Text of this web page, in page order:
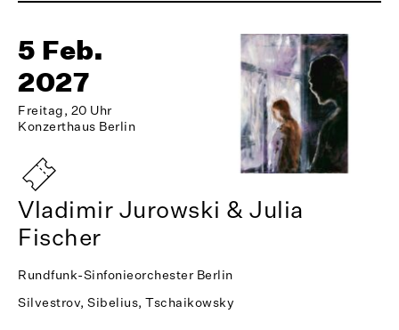
5 Feb.
2027
Freitag, 20 Uhr
Konzerthaus Berlin
Vladimir Jurowski & Julia
Fischer
Rundfunk-Sinfonieorchester Berlin
Silvestrov, Sibelius, Tschaikowsky